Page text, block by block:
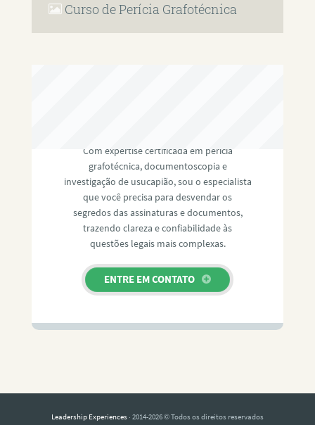
Curso de Perícia Grafotécnica
Com expertise certificada em perícia
grafotécnica, documentoscopia e
investigação de usucapião, sou o especialista
que você precisa para desvendar os
segredos das assinaturas e documentos,
trazendo clareza e confiabilidade às
questões legais mais complexas.
ENTRE EM CONTATO
Leadership Experiences · 2014-2026 © Todos os direitos reservados